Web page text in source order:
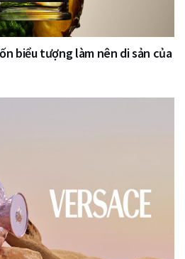
biểu tượng làm nên di sản của